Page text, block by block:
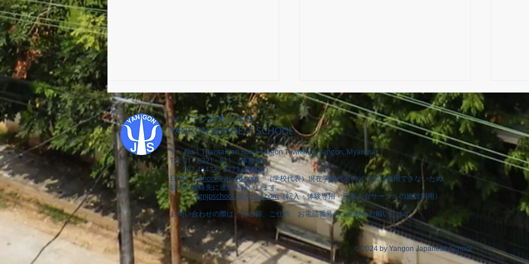
修了式・離任式 卒業証書授与式
お
ヤンゴン日本人学校
YANGON JAPANESE SCHOOL
〒：No.1 Thantaman Road, Dagon Township, Yangon, Myanmar
Tel: 01 - 8221 - 811 （事務室）
09 - 45473 - 8773 (事務室）
Email：school@yjs-ed.com（学校代表）現在学校代表のメールが使用できないため
以下の連絡先に連絡お願いします。
ygnjpschool2@gmail.com（転入・体験専用​・日本人会サークルの施設利用）
お問い合わせの際は、お名前、ご住所、お電話番号のご記載をお願いします。
© 2024 by Yangon Japanese School